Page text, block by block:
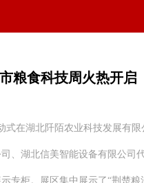
粮食科技周火热开启
式在湖北阡陌农业科技发展有
、湖北信美智能设备有限公司
专柜。展区集中展示了“荆楚